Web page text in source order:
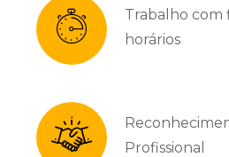
Trabalho com
horários
Profissional